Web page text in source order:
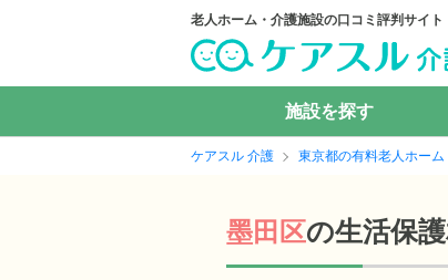
老人ホーム・介護施設の口コミ評判サイト
施設を探す
ケアスル 介護 東京都の有料老人ホー
墨田区の生活保